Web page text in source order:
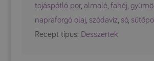
tojáspótló por, almalé, fahéj,
napraforgó olaj, szódavíz, só,
Recept típus: Desszertek